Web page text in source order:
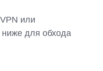
или
для обхода